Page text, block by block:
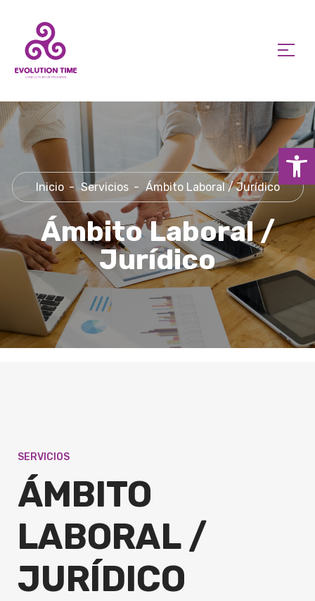
Inicio Servicios Ámbito Laboral / Jurídico
Ámbito Laboral /
Jurídico
SERVICIOS
ÁMBITO
LABORAL /
JURÍDICO